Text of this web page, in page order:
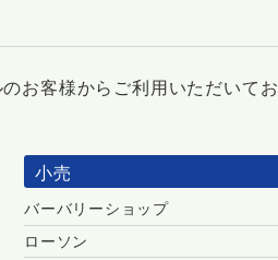
お客様からご利用いただいてお
小売
バーバリーショップ
ローソン